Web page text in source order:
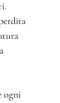
ogni